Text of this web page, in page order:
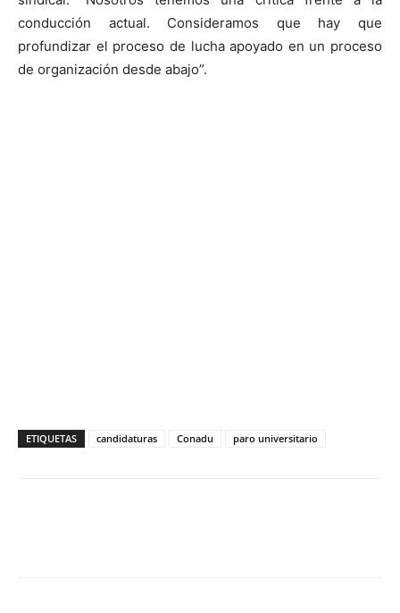
conducción actual. Consideramos que hay que
profundizar el proceso de lucha apoyado en un proceso
de organización desde abajo”.
ETIQUETAS candidaturas Conadu paro universitario